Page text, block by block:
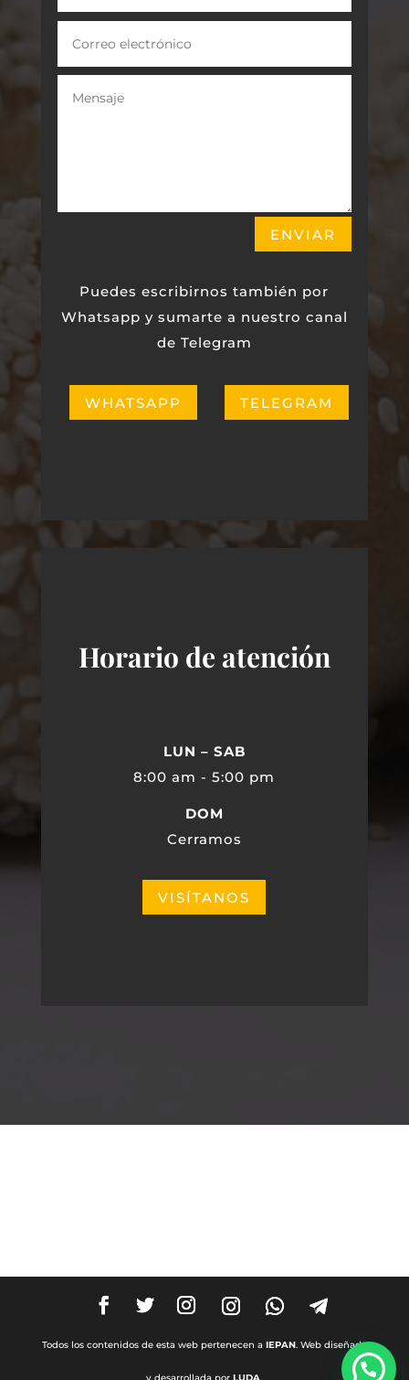
ENVIAR
Puedes escribirnos también por
Whatsapp y sumarte a nuestro canal
de Telegram
WHATSAPP TELEGRAM
Horario de atención
LUN – SAB
8:00 am - 5:00 pm
DOM
Cerramos
VISÍTANOS
Todos los contenidos de esta web pertenecen a IEPAN. Web diseñada